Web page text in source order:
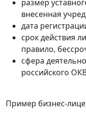
размер
внесенная
дата
срок действия
правило,
сфера
российского
Пример бизнес-